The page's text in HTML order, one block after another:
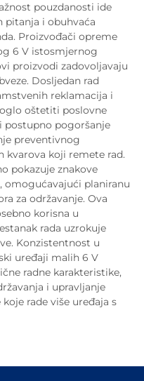
pouzdanosti ide
pitanja i obuhvaća
Proizvođači opreme
6 V istosmjernog
proizvodi zadovoljavaju
Dosljedan rad
reklamacija i
oštetiti poslovne
postupno pogoršanje
preventivnog
kvarova koji remete rad.
pokazuje znakove
omogućavajući planiranu
za održavanje. Ova
korisna u
rada uzrokuje
Konzistentnost u
uređaji malih 6 V
radne karakteristike,
i upravljanje
rade više uređaja s